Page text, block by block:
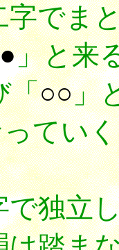
字でま
」と来
「○○」
てい
立し